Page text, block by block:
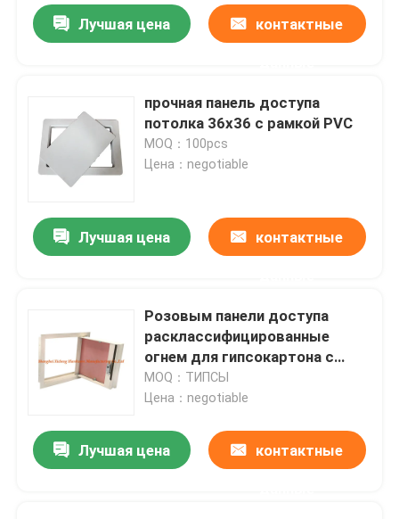
О нас
Путешествие фабрики
Лучшая цена контактные
прочная панель доступа
потолка 36x36 с рамкой PVC
MOQ：100pcs
Цена：negotiable
Лучшая цена контактные
Розовым панели доступа
расклассифицированные
огнем для гипсокартона с
съемным на открытом
воздухе СК-АПС-004
MOQ：ТИПСЫ
Цена：negotiable
Лучшая цена контактные